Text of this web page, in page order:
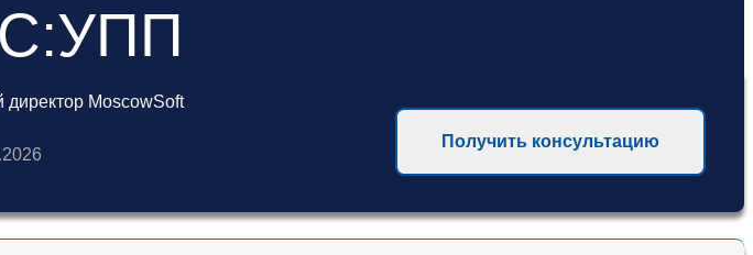
директор MoscowSoft
Получить консультацию